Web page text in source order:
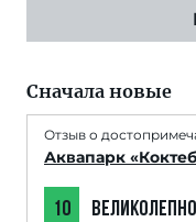
Сначала новые
Отзыв о
Аквапарк
10 ВЕЛИКОЛЕПНО